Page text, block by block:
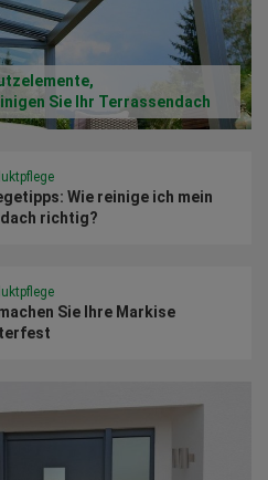
Sie Ihr Terrassendach
Wie reinige ich mein
richtig?
Sie Ihre Markise